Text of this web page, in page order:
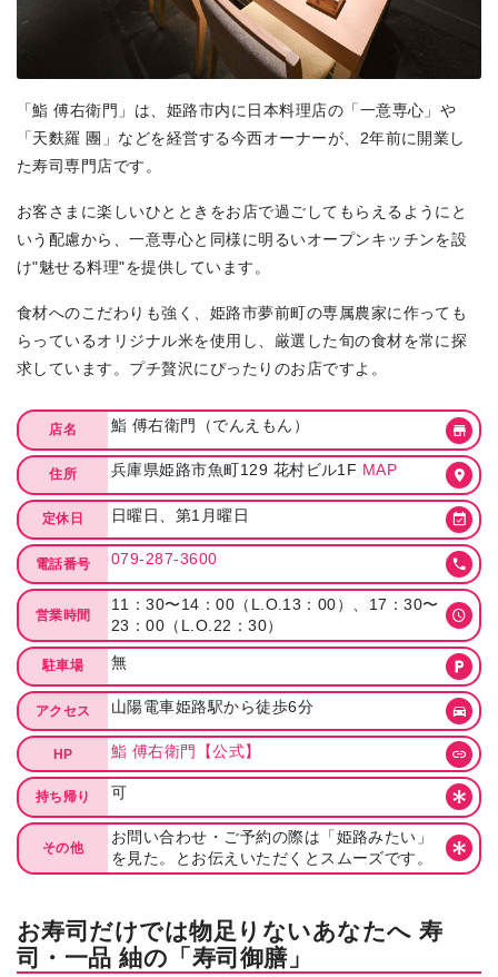
「鮨 傅右衛門」は、姫路市内に日本料理店の「一意専心」や
「天麩羅 團」などを経営する今西オーナーが、2年前に開業し
た寿司専門店です。
お客さまに楽しいひとときをお店で過ごしてもらえるようにと
いう配慮から、一意専心と同様に明るいオープンキッチンを設
け"魅せる料理"を提供しています。
食材へのこだわりも強く、姫路市夢前町の専属農家に作っても
らっているオリジナル米を使用し、厳選した旬の食材を常に探
求しています。プチ贅沢にぴったりのお店ですよ。
店名 鮨 傅右衛門（でんえもん）
住所 兵庫県姫路市魚町129 花村ビル1F MAP
定休日 日曜日、第1月曜日
電話番号 079-287-3600
営業時間
11：30〜14：00（L.O.13：00）、17：30〜
23：00（L.O.22：30）
駐車場 無
アクセス 山陽電車姫路駅から徒歩6分
HP 鮨 傅右衛門【公式】
持ち帰り 可
その他
お問い合わせ・ご予約の際は「姫路みたい」
を見た。とお伝えいただくとスムーズです。
お寿司だけでは物足りないあなたへ 寿
司・一品 紬の「寿司御膳」